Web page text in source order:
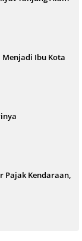
Menjadi Ibu Kota
Pajak Kendaraan,